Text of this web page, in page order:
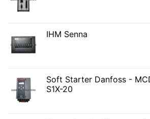
IHM Senna
Soft Starter Danfoss -
S1X-20